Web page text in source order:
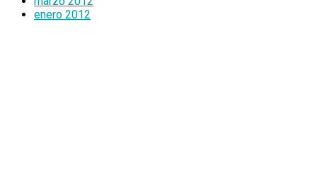
enero 2012